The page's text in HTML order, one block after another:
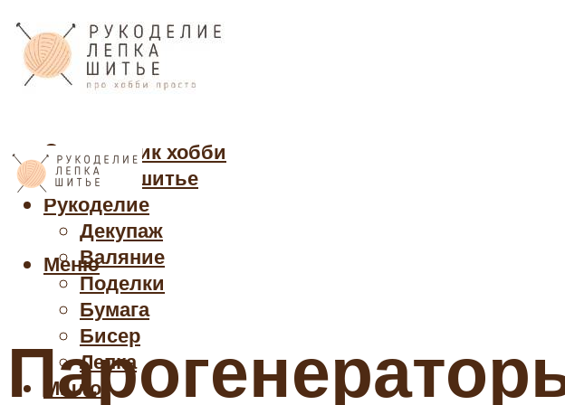
Cправочник хобби
Кройка и шитье
Рукоделие
Декупаж
Валяние
Поделки
Бумага
Бисер
Лепка
Мыло
Меню